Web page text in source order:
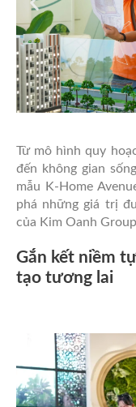
Từ mô hình quy
đến không gian
mẫu K-Home
phá những giá trị
của Kim Oanh
Gắn kết niềm
tạo tương lai